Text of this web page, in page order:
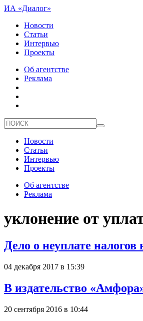
ИА «Диалог»
Новости
Статьи
Интервью
Проекты
Об агентстве
Реклама
Новости
Статьи
Интервью
Проекты
Об агентстве
Реклама
уклонение от
Дело о неуплате
04 декабря 2017 в 15:39
В издательство
20 сентября 2016 в 10:44